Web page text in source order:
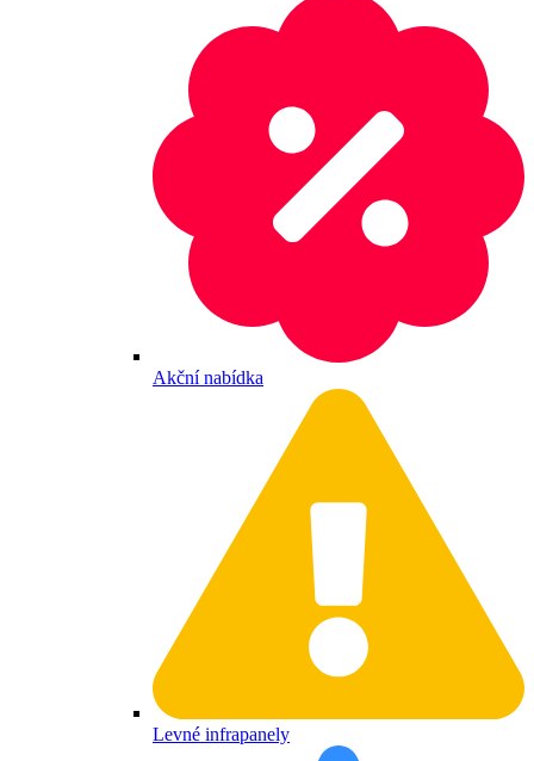
Akční nabídka
Levné infrapanely